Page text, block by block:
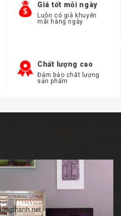
Giá tốt mỗi ngày
Luôn có giá khuyến
mãi hàng ngày
Chất lượng cao
Đảm bảo chất lượng
sản phẩm